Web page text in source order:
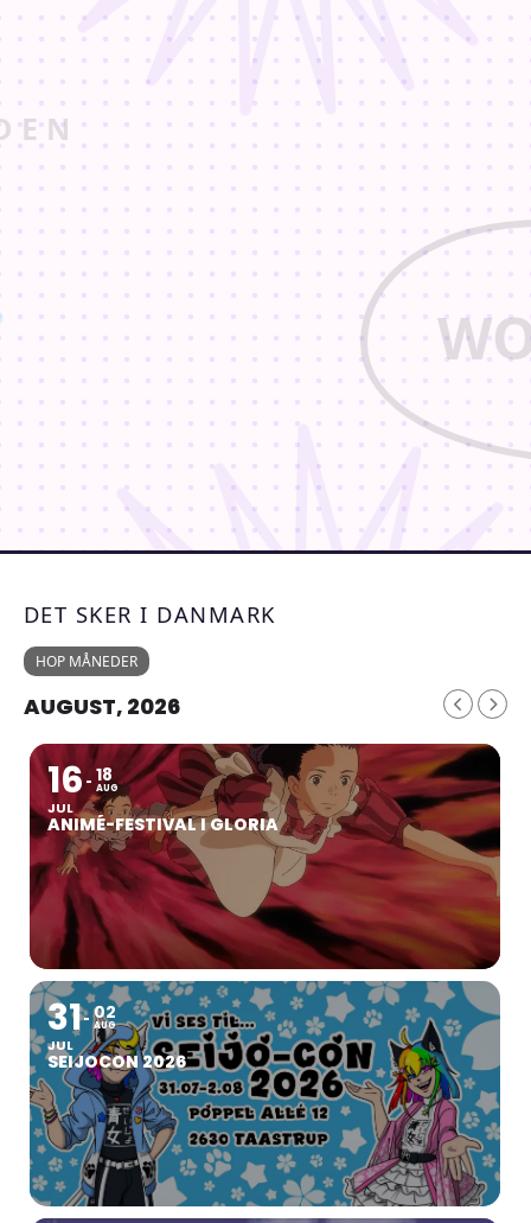
DET SKER I DANMARK
HOP MÅNEDER
AUGUST, 2026
16
JUL
18
AUG
ANIMÉ-FESTIVAL I GLORIA
31
JUL
02
AUG
SEIJOCON 2026